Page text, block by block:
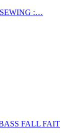
:…
FALL FAIT